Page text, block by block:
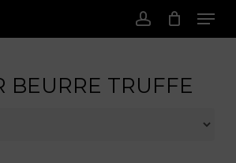
Compte
Menu
BEURRE TRUFFE